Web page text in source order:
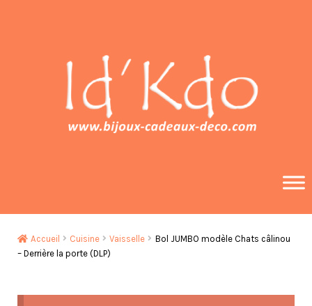
Accueil Cuisine Vaisselle
Bol JUMBO modèle Chats câlinou
– Derrière la porte (DLP)